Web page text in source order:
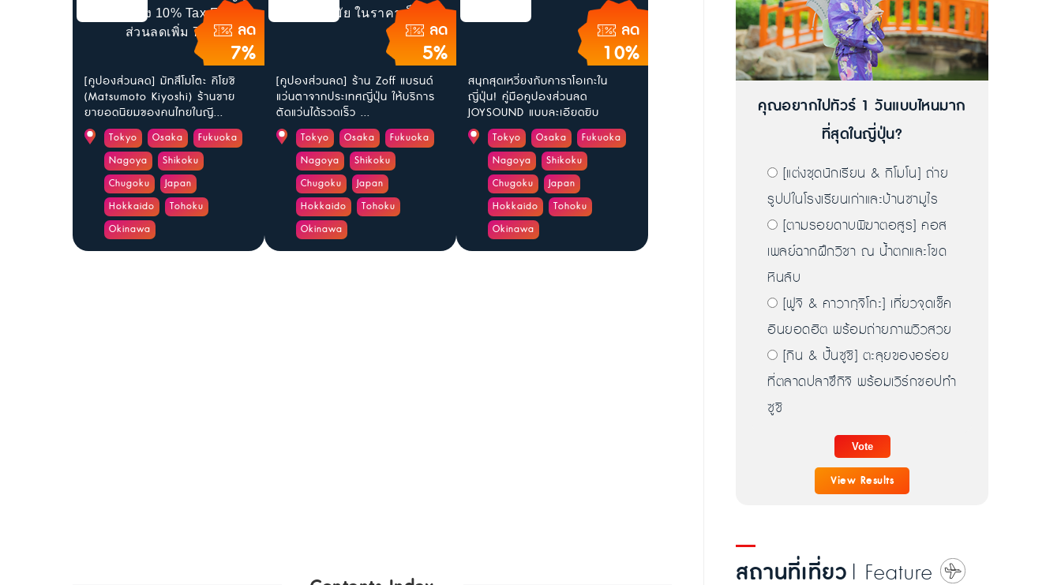
ลด
7%
[คูปองส่วนลด] มัทสึโมโตะ คิโยชิ
(Matsumoto Kiyoshi) ร้านขาย
ยายอดนิยมของคนไทยในญี...
Tokyo Osaka
Fukuoka
Nagoya
Shikoku
Chugoku
Japan
Hokkaido
Tohoku
Okinawa
ลด
5%
[คูปองส่วนลด] ร้าน Zoff แบรนด์
แว่นตาจากประเทศญี่ปุ่น ให้บริการ
ตัดแว่นได้รวดเร็ว ...
Tokyo Osaka
Fukuoka
Nagoya
Shikoku
Chugoku
Japan
Hokkaido
Tohoku
Okinawa
ลด
10%
สนุกสุดเหวี่ยงกับคาราโอเกะใน
ญี่ปุ่น! คู่มือคูปองส่วนลด
JOYSOUND แบบละเอียดยิบ
Tokyo Osaka
Fukuoka
Nagoya
Shikoku
Chugoku
Japan
Hokkaido
Tohoku
Okinawa
คุณอยากไปทัวร์ 1 วันแบบไหนมาก
ที่สุดในญี่ปุ่น?
[แต่งชุดนักเรียน & กิโมโน] ถ่าย
รูปปในโรงเรียนเก่าและบ้านซามูไร
[ตามรอยดาบพิฆาตอสูร] คอส
เพลย์ฉากฝึกวิชา ณ น้ำตกและโขด
หินลับ
[ฟูจิ & คาวากุจิโกะ] เที่ยวจุดเช็ค
อินยอดฮิต พร้อมถ่ายภาพวิวสวย
[กิน & ปั้นซูชิ] ตะลุยของอร่อย
ที่ตลาดปลาซึกิจิ พร้อมเวิร์กชอปทำ
ซูชิ
View Results
สถานที่เที่ยว | Feature